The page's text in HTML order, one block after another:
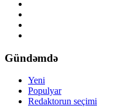
Gündəmdə
Yeni
Populyar
Redaktorun seçimi